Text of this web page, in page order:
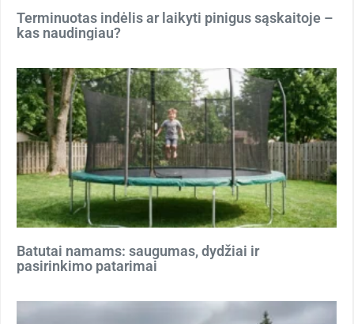
Terminuotas indėlis ar laikyti pinigus sąskaitoje –
kas naudingiau?
Batutai namams: saugumas, dydžiai ir
pasirinkimo patarimai